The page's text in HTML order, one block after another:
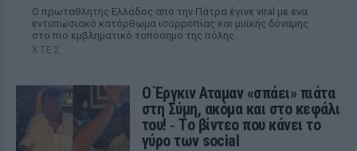
Ο πρωταθλητής Ελλάδος από την Πάτρα έγινε viral με ένα
εντυπωσιακό κατόρθωμα ισορροπίας και μυϊκής δύναμης
στο πιο εμβληματικό τοπόσημο της πόλης.
ΧΤΕΣ
Ο Έργκιν Αταμαν «σπάει» πιάτα
στη Σύμη, ακόμα και στο κεφάλι
του! ‑ Tο βίντεο που κάνει το
γύρο των social